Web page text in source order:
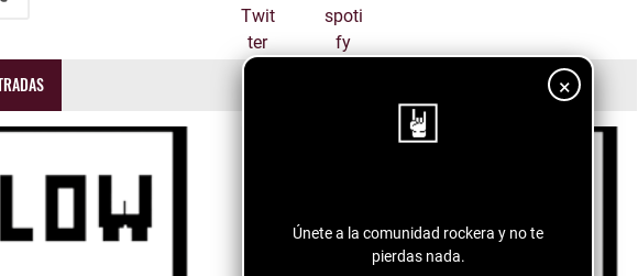
×
Únete a la comunidad rockera y no te
pierdas nada.